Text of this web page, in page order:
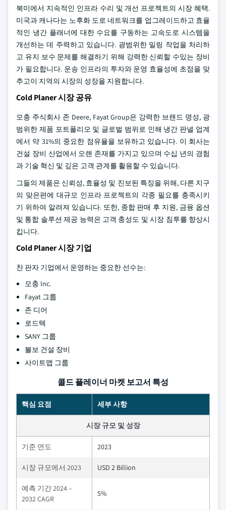
북미에서 지속적인 인프라 수리 및 개선 프로젝트의 시장 혜택.
미국과 캐나다는 노후화 도로 네트워크를 업그레이드하고 효율
적인 냉간 플래너에 대한 수요를 구동하는 고속도로 시스템을
개선하는 데 주력하고 있습니다. 광범위한 밀링 작업을 처리하
고 유지 보수 문제를 해결하기 위해 강력한 신뢰할 수있는 장비
가 필요합니다. 운송 인프라의 투자와 운영 효율성에 초점을 맞
추고이 지역의 시장의 성장을 지원합니다.
Cold Planer 시장 공유
모충 주식회사 존 Deere, Fayat Group은 강력한 브랜드 명성, 광
범위한 제품 포트폴리오 및 글로벌 범위로 인해 냉간 판넬 업계
에서 약 31%의 중요한 점유율을 보유하고 있습니다. 이 회사는
건설 장비 산업에서 오랜 존재를 가지고 있으며 수십 년의 경험
과 기술 혁신 및 깊은 고객 관계를 활용할 수 있습니다.
그들의 제품은 신뢰성, 효율성 및 진보된 특징을 위해, 다른 지구
의 맞은편에 대규모 인프라 프로젝트의 각종 필요를 충족시키
기 위하여 알려져 있습니다. 또한, 종합 판매 후 지원, 금융 옵션
및 통합 솔루션 제공 능력은 고객 충성도 및 시장 침투를 향상시
킵니다.
Cold Planer 시장 기업
찬 판자 기업에서 운영하는 중요한 선수는:
모충 Inc.
Fayat 그룹
존 디어
로드텍
SANY 그룹
볼보 건설 장비
사이트맵 그룹
콜드 플레이너 마켓 보고서 특성
핵심 요점 세부 사항
시장 규모 및 성장
기준 연도 2023
시장 규모에서 2023 USD 2 Billion
예측 기간 2024 –
2032 CAGR
5%